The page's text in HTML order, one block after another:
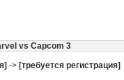
vs Capcom 3
-> [требуется регистрация]